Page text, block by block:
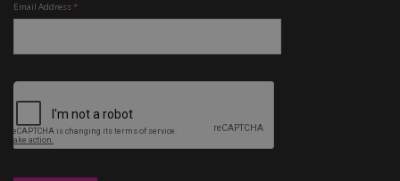
Email Address*